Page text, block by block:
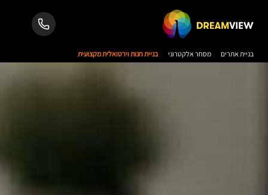
בניית אתרים מסחר אלקטרוני בניית חנות וירטואלית מקצועית